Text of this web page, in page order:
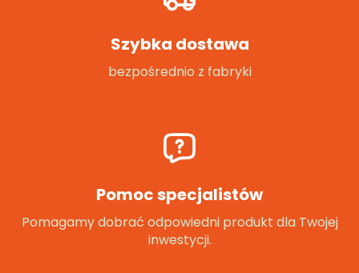
Szybka dostawa
bezpośrednio z fabryki
Pomoc specjalistów
Pomagamy dobrać odpowiedni produkt dla Twojej
inwestycji.